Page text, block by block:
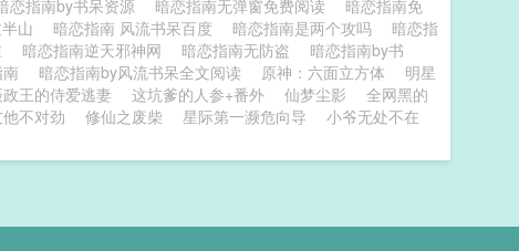
恋指南by书呆资源 暗恋指南无弹窗免费阅读
暗恋指南免
山 暗恋指南 风流书呆百度 暗恋指南是两个攻吗
暗恋指
暗恋指南逆天邪神网 暗恋指南无防盗
暗恋指南by书
暗恋指南by风流书呆全文阅读 原神：六面立方体
明星
王的侍爱逃妻 这坑爹的人参+番外 仙梦尘影
全网黑的
不对劲 修仙之废柴 星际第一濒危向导
小爷无处不在